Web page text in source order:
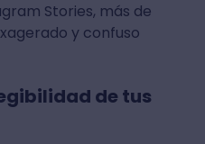
Stories, más de
y confuso
de tus